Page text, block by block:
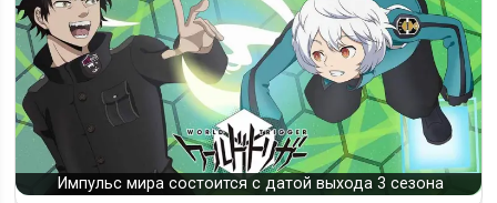
Импульс мира состоится с датой выхода 3 сезона